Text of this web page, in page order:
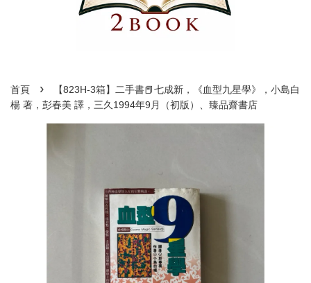
首頁 ›
【823H-3箱】二手書📕七成新，《血型九星學》，小島白
楊 著，彭春美 譯，三久1994年9月（初版）、臻品齋書店